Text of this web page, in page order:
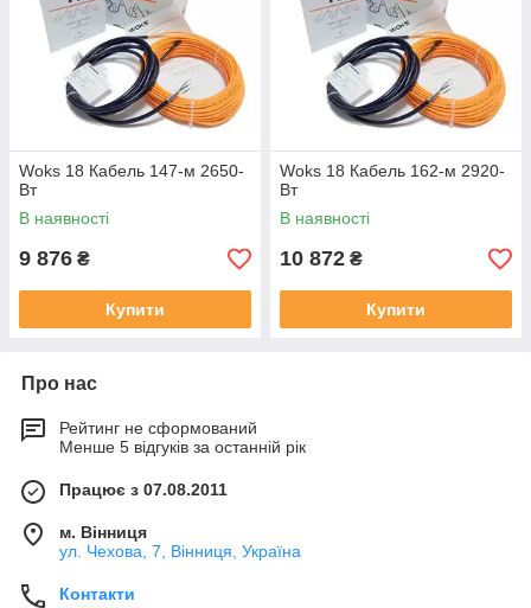
Woks 18 Кабель 147-м 2650-
Вт
В наявності
9 876 ₴
Купити
Woks 18 Кабель 162-м 2920-
Вт
В наявності
10 872 ₴
Купити
Про нас
Рейтинг не сформований
Менше 5 відгуків за останній рік
Працює з 07.08.2011
м. Вінниця
ул. Чехова, 7, Вінниця, Україна
Контакти